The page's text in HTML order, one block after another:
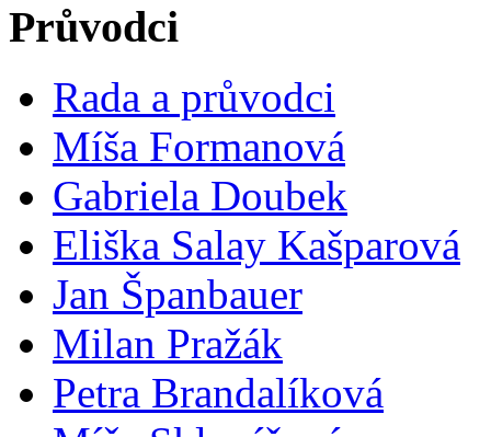
Průvodci
Rada a průvodci
Míša Formanová
Gabriela Doubek
Eliška Salay Kašparová
Jan Španbauer
Milan Pražák
Petra Brandalíková